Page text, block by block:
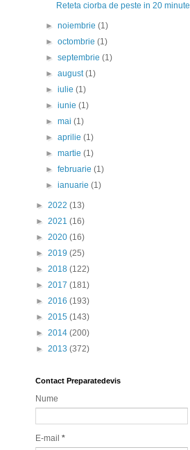
Reteta ciorba de peste in 20 minute
►noiembrie(1)
►octombrie(1)
►septembrie(1)
►august(1)
►iulie(1)
►iunie(1)
►mai(1)
►aprilie(1)
►martie(1)
►februarie(1)
►ianuarie(1)
► 2022 (13)
► 2021 (16)
► 2020 (16)
► 2019 (25)
► 2018 (122)
► 2017 (181)
► 2016 (193)
► 2015 (143)
► 2014 (200)
► 2013 (372)
Contact Preparatedevis
Nume
E-mail *